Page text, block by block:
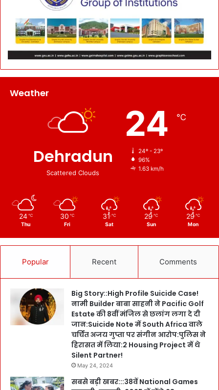
Weather
Dehradun
Scattered Clouds
24 ℃
24º - 23º
96%
1.63 km/h
24 ℃
Thu
30 ℃
Fri
31 ℃
Sat
29 ℃
Sun
29 ℃
Mon
Popular Recent Comments
Big Story::High Profile Suicide Case!
नामी Builder बाबा साहनी ने Pacific Golf
Estate की 8वीं मंजिल से छलांग लगा दे दी
जान:Suicide Note में South Africa वाले
चर्चित अजय गुप्ता पर संगीन आरोप:पुलिस ने
हिरासत में लिया:2 Housing Project में थे
Silent Partner!
May 24, 2024
सबसे बड़ी खबर:::38वें National Games